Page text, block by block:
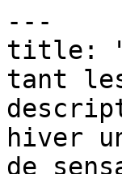
---
title:
tant
hiver
de